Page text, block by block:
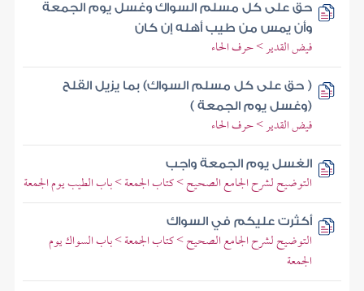
حق على كل مسلم السواك وغسل يوم الجمعة
وأن يمس من طيب أهله إن كان
فيض القدير > حرف الحاء
( حق على كل مسلم السواك) بما يزيل القلح
(وغسل يوم الجمعة )
فيض القدير > حرف الحاء
الغسل يوم الجمعة واجب
التوضيح لشرح الجامع الصحيح > كتاب الجمعة > باب الطيب يوم الجمعة
أكثرت عليكم في السواك
التوضيح لشرح الجامع الصحيح > كتاب الجمعة > باب السواك يوم
الجمعة